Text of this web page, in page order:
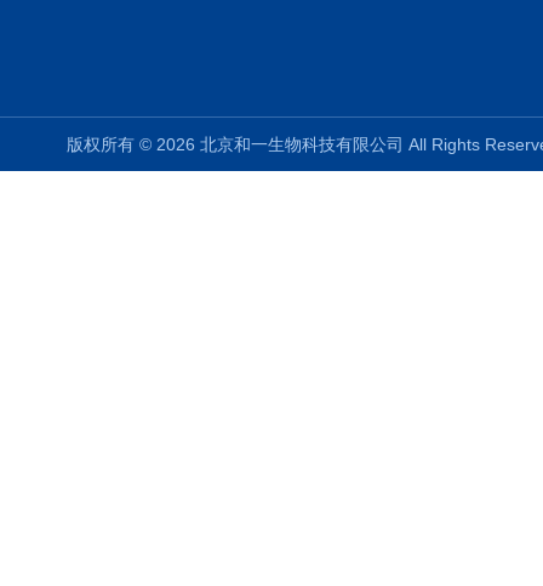
版权所有 © 2026 北京和一生物科技有限公司 All Rights